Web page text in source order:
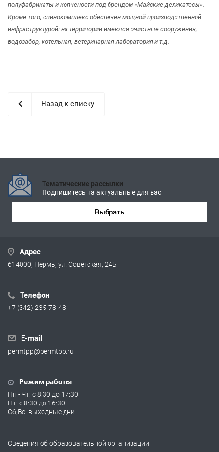
полуфабрикаты и копчености под брендом «Майские деликатесы».
Кроме того, свинокомплекс обеспечен мощной производственной
инфраструктурой: на территории имеются очистные сооружения,
водозабор, котельная, ветеринарная лаборатория и т.д.
Назад к списку
Тематические рассылки
Подпишитесь на актуальные для вас
Выбрать
Адрес
614000, Пермь, ул. Советская, 24Б
Телефон
+7 (342) 235-78-48
E-mail
permtpp@permtpp.ru
Режим работы
Пн - Чт: с 8:30 до 17:30
Пт: с 8:30 до 16:30
Сб,Вс: выходные дни
Сведения об образовательной организации